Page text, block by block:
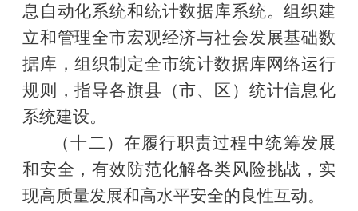
息自动化系统和统计数据库系统。组织建
立和管理全市宏观经济与社会发展基础数
据库，组织制定全市统计数据库网络运行
规则，指导各旗县（市、区）统计信息化
系统建设。
（十二）在履行职责过程中统筹发展
和安全，有效防范化解各类风险挑战，实
现高质量发展和高水平安全的良性互动。